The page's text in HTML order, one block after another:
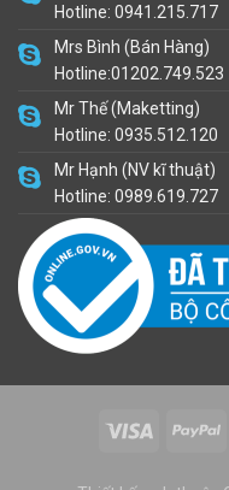
Hotline: 0941.215.717
Mrs Bình (Bán Hàng)
Hotline:01202.749.523
Mr Thế (Maketting)
Hotline: 0935.512.120
Mr Hạnh (NV kĩ thuật)
Hotline: 0989.619.727